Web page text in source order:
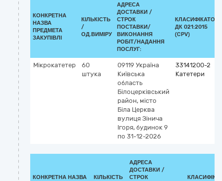
КОНКРЕТНА
НАЗВА
ПРЕДМЕТА
ЗАКУПІВЛІ
КІЛЬКІСТЬ
/
ОД.ВИМІРУ
АДРЕСА
ДОСТАВКИ /
СТРОК
ПОСТАВКИ/
ВИКОНАННЯ
РОБІТ/НАДАННЯ
ПОСЛУГ:
КЛАСИФІКАТОР
ДК 021:2015
(CPV)
Мікрокатетер
60
штука
09119 Україна
Київська
область
Білоцерківський
район, місто
Біла Церква
вулиця Зінича
Ігоря, будинок 9
по 31-12-2026
33141200-2
Катетери
КОНКРЕТНА НАЗВА
КІЛЬКІСТЬ
АДРЕСА
ДОСТАВКИ /
СТРОК